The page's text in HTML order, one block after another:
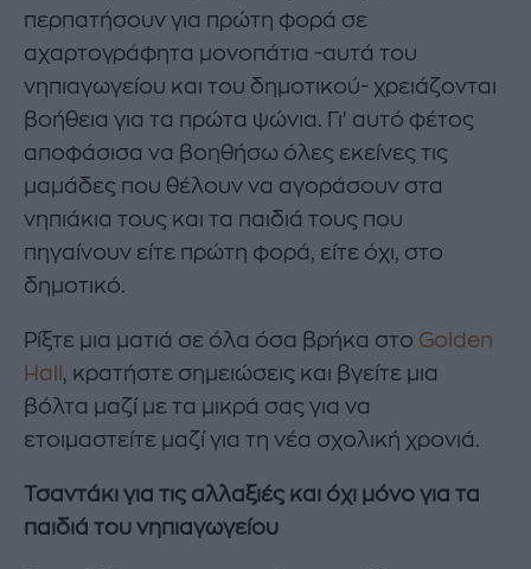
περπατήσουν για πρώτη φορά σε
αχαρτογράφητα μονοπάτια -αυτά του
νηπιαγωγείου και του δημοτικού- χρειάζονται
βοήθεια για τα πρώτα ψώνια. Γι' αυτό φέτος
αποφάσισα να βοηθήσω όλες εκείνες τις
μαμάδες που θέλουν να αγοράσουν στα
νηπιάκια τους και τα παιδιά τους που
πηγαίνουν είτε πρώτη φορά, είτε όχι, στο
δημοτικό.
Ρίξτε μια ματιά σε όλα όσα βρήκα στο Golden
Hall , κρατήστε σημειώσεις και βγείτε μια
βόλτα μαζί με τα μικρά σας για να
ετοιμαστείτε μαζί για τη νέα σχολική χρονιά.
Τσαντάκι για τις αλλαξιές και όχι μόνο για τα
παιδιά του νηπιαγωγείου